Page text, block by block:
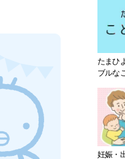
たまひ
ブルな
妊娠・